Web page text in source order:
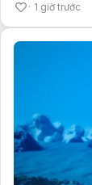
1 giờ trước